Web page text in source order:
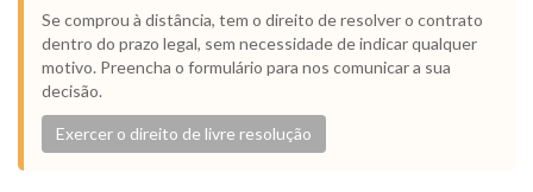
Se comprou à distância, tem o direito de resolver o contrato
dentro do prazo legal, sem necessidade de indicar qualquer
motivo. Preencha o formulário para nos comunicar a sua
decisão.
Exercer o direito de livre resolução